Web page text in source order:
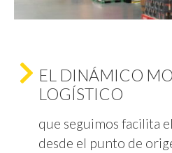
EL DINÁMICO
LOGÍSTICO
que seguimos facilita
desde el punto de